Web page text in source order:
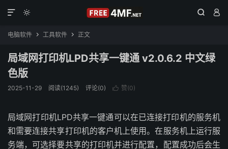
  

电脑软件  工具软件  正文
局域网打印机LPD共享一键通 v2.0.6.2 中文绿
色版
2025-11-29 阅读(1245) 评论(0)  赞(0)
局域网打印机LPD共享一键通可以在已连接打印机的服务机
和需要连接共享打印机的客户机上使用。在服务机上运行服
务端，可选择要共享的打印机并进行配置，配置成功后会生